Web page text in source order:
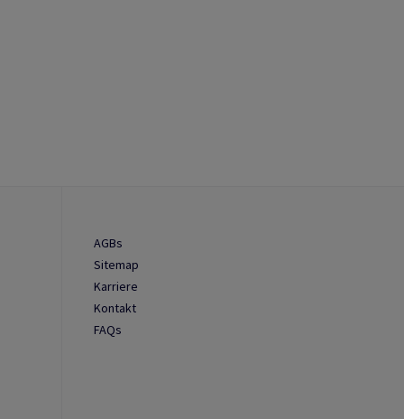
AGBs
Sitemap
Karriere
Kontakt
FAQs